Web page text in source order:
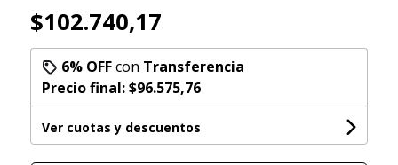
$102.740,17
6% OFFcon Transferencia
Precio final:$96.575,76
Ver cuotas y descuentos